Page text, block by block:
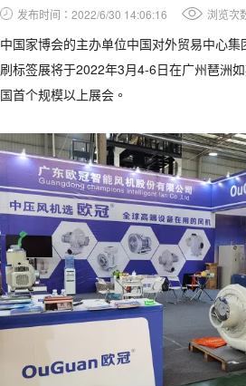
发布时间：2022/6/30 14:06:16 浏览次
中国家博会的主办单位中国对外贸易中心
刷标签展将于2022年3月4-6日在广州琶洲
国首个规模以上展会。